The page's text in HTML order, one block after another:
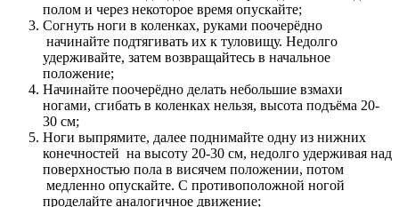
полом и через некоторое время опускайте;
Согнуть ноги в коленках, руками поочерёдно
начинайте подтягивать их к туловищу. Недолго
удерживайте, затем возвращайтесь в начальное
положение;
Начинайте поочерёдно делать небольшие взмахи
ногами, сгибать в коленках нельзя, высота подъёма 20-
30 см;
Ноги выпрямите, далее поднимайте одну из нижних
конечностей на высоту 20-30 см, недолго удерживая над
поверхностью пола в висячем положении, потом
медленно опускайте. С противоположной ногой
проделайте аналогичное движение;